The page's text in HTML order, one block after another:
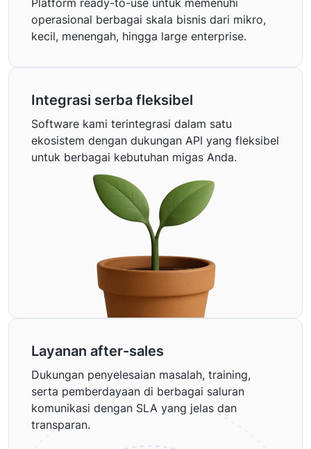
operasional berbagai skala bisnis dari mikro,
kecil, menengah, hingga large enterprise.
Integrasi serba fleksibel
Software kami terintegrasi dalam satu
ekosistem dengan dukungan API yang fleksibel
untuk berbagai kebutuhan migas Anda.
Layanan after-sales
Dukungan penyelesaian masalah, training,
serta pemberdayaan di berbagai saluran
komunikasi dengan SLA yang jelas dan
transparan.